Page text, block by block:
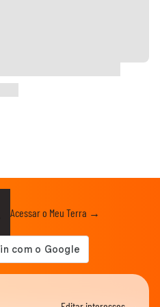
Acessar o Meu Terra →